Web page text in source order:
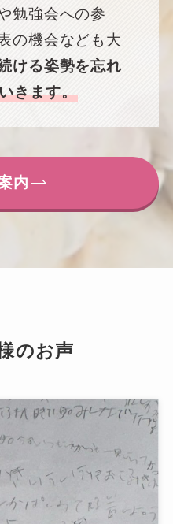
勉強会への参
の機会なども大
ける姿勢を忘れ
きます。
内
のお声